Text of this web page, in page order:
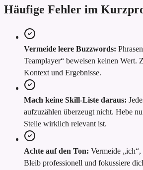
Häufige Fehler im
Vermeide leere Buzzwords:
Teamplayer“ beweisen keinen Wert.
Kontext und Ergebnisse.
Mach keine Skill-Liste daraus:
aufzuzählen überzeugt nicht. Hebe
Stelle wirklich relevant ist.
Achte auf den Ton: Vermeide
Bleib professionell und fokussiere